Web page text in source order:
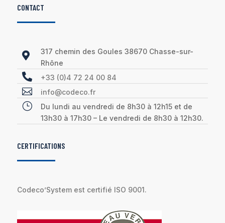
CONTACT

317 chemin des Goules 38670 Chasse-sur-
Rhône
 +33 (0)4 72 24 00 84
 info@codeco.fr
}
Du lundi au vendredi de 8h30 à 12h15 et de
13h30 à 17h30 – Le vendredi de 8h30 à 12h30.
CERTIFICATIONS
Codeco’System est certifié ISO 9001.